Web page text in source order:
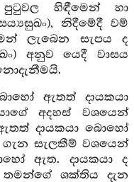
හිඳීමෙන් හා
නිදීමේදී වම්
ලැබෙන සැපය ද
අනුව යෙදී වාසය
ඇතත් දායකයා
අදහස් වශයෙන්
දායකයා බොහෝ
සැලකීම් වශයෙන්
ඇත. දායකයා ද
ශක්තිය දැන